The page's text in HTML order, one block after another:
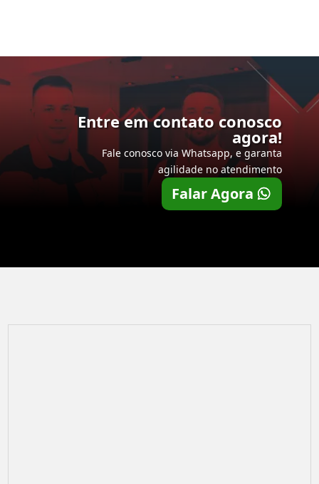
Entre em contato conosco
agora!
Fale conosco via Whatsapp, e garanta
agilidade no atendimento
Falar Agora